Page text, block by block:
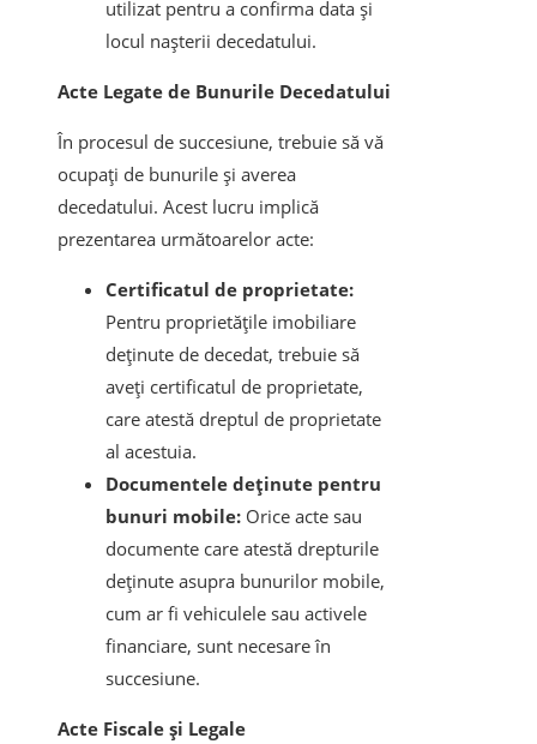
utilizat pentru a confirma data și
locul nașterii decedatului.
Acte Legate de Bunurile Decedatului
În procesul de succesiune, trebuie să vă
ocupați de bunurile și averea
decedatului. Acest lucru implică
prezentarea următoarelor acte:
Certificatul de proprietate:
Pentru proprietățile imobiliare
deținute de decedat, trebuie să
aveți certificatul de proprietate,
care atestă dreptul de proprietate
al acestuia.
Documentele deținute pentru
bunuri mobile: Orice acte sau
documente care atestă drepturile
deținute asupra bunurilor mobile,
cum ar fi vehiculele sau activele
financiare, sunt necesare în
succesiune.
Acte Fiscale și Legale